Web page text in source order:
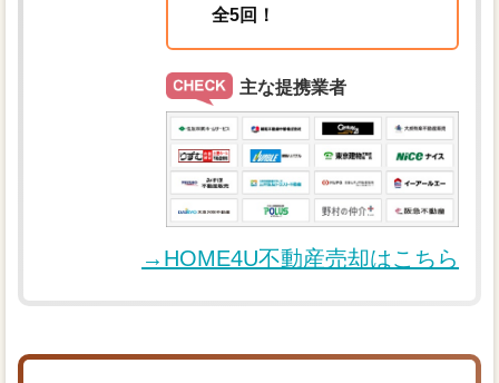
全5回！
主な提携業者
→HOME4U不動産売却はこちら